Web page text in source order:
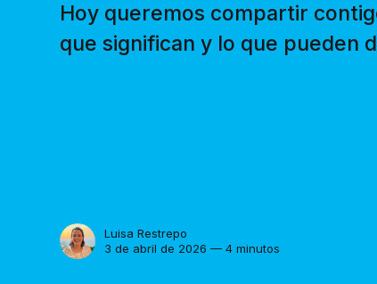
Hoy queremos compartir
que significan y lo que pueden
Luisa Restrepo
3 de abril de 2026 — 4 minutos